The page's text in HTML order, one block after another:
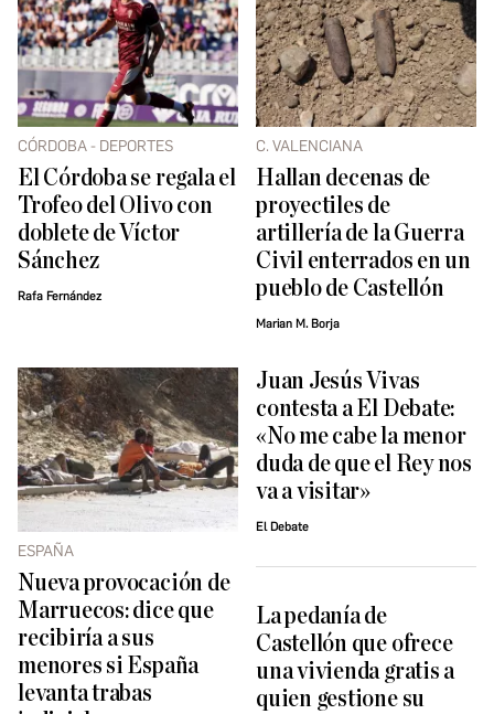
CÓRDOBA - DEPORTES
El Córdoba se regala el
Trofeo del Olivo con
doblete de Víctor
Sánchez
Rafa Fernández
C. VALENCIANA
Hallan decenas de
proyectiles de
artillería de la Guerra
Civil enterrados en un
pueblo de Castellón
Marian M. Borja
ESPAÑA
Nueva provocación de
Marruecos: dice que
recibiría a sus
menores si España
levanta trabas
Juan Jesús Vivas
contesta a El Debate:
«No me cabe la menor
duda de que el Rey nos
va a visitar»
El Debate
La pedanía de
Castellón que ofrece
una vivienda gratis a
quien gestione su